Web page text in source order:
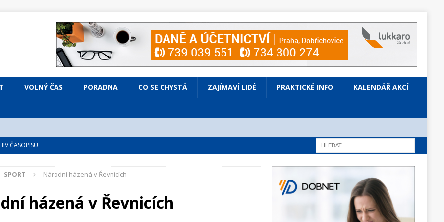
VOLNÝ ČAS PORADNA CO SE CHYSTÁ ZAJÍMAVÍ LIDÉ PRAKTICKÉ INFO KALENDÁŘ AKCÍ
ČASOPISU
VOLNÝ ČAS
Prodaná nevěsta
KULTURA
SPORT Národní házená v Řevnicích
házená v Řevnicích